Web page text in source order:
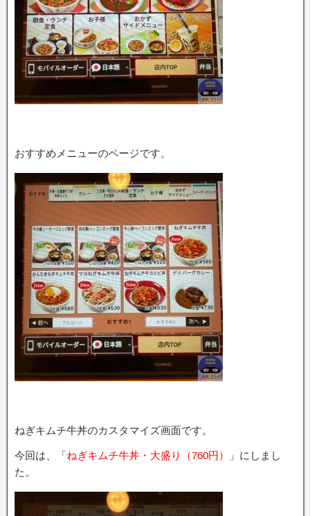
おすすめメニューのページです。
ねぎキムチ牛丼のカスタマイズ画面です。
今回は、「ねぎキムチ牛丼・大盛り（760円）
」にしまし
た。